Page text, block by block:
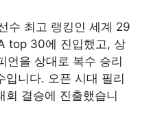
수 최고 랭킹인 세계 29
top 30에 진입했고, 상
언을 상대로 복수 승리
입니다. 오픈 시대 필리
회 결승에 진출했습니